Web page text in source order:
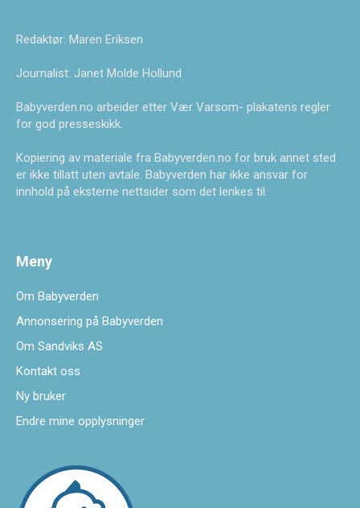
Redaktør: Maren Eriksen
Journalist: Janet Molde Hollund
Babyverden.no arbeider etter Vær Varsom- plakatens regler
for god presseskikk.
Kopiering av materiale fra Babyverden.no for bruk annet sted
er ikke tillatt uten avtale. Babyverden har ikke ansvar for
innhold på eksterne nettsider som det lenkes til.
Meny
Om Babyverden
Annonsering på Babyverden
Om Sandviks AS
Kontakt oss
Ny bruker
Endre mine opplysninger